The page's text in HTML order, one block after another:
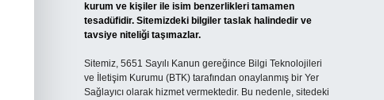
kurum ve kişiler ile isim benzerlikleri tamamen
tesadüfidir. Sitemizdeki bilgiler taslak halindedir ve
tavsiye niteliği taşımazlar.
Sitemiz, 5651 Sayılı Kanun gereğince Bilgi Teknolojileri
ve İletişim Kurumu (BTK) tarafından onaylanmış bir Yer
Sağlayıcı olarak hizmet vermektedir. Bu nedenle, sitedeki